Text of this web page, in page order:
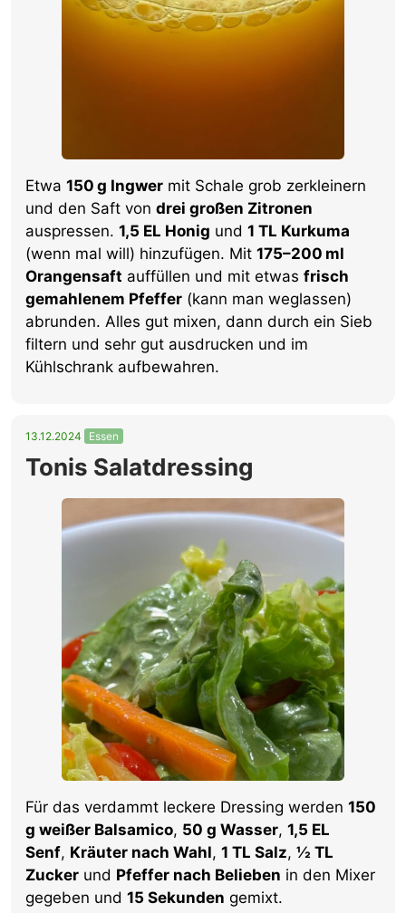
Etwa 150 g Ingwer mit Schale grob zerkleinern
und den Saft von drei großen Zitronen
auspressen. 1,5 EL Honig und 1 TL Kurkuma
(wenn mal will) hinzufügen. Mit 175–200 ml
Orangensaft auffüllen und mit etwas frisch
gemahlenem Pfeffer (kann man weglassen)
abrunden. Alles gut mixen, dann durch ein Sieb
filtern und sehr gut ausdrucken und im
Kühlschrank aufbewahren.
13.12.2024 Essen
Tonis Salatdressing
Für das verdammt leckere Dressing werden 150
g weißer Balsamico, 50 g Wasser, 1,5 EL
Senf, Kräuter nach Wahl, 1 TL Salz, ½ TL
Zucker und Pfeffer nach Belieben in den Mixer
gegeben und 15 Sekunden gemixt.